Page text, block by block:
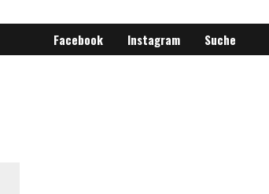
Facebook Instagram Suche